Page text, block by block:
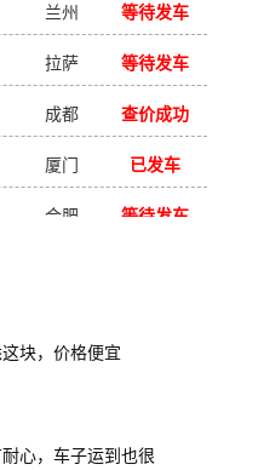
兰州 等待发车
拉萨 等待发车
成都 查价成功
厦门 已发车
合肥 等待发车
块，价格便宜
心，车子运到也很